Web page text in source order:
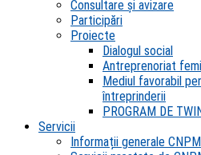
Consultare și avizare
Participări
Proiecte
Dialogul social
Antreprenoriat
Mediul favorabil
întreprinderii
PROGRAM DE
Servicii
Informații generale CNPM